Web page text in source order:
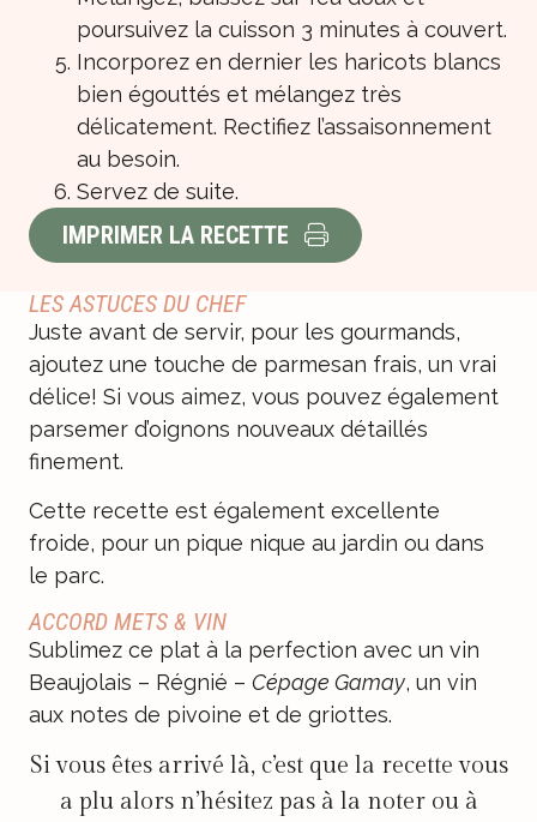
poursuivez la cuisson 3 minutes à couvert.
Incorporez en dernier les haricots blancs
bien égouttés et mélangez très
délicatement. Rectifiez l’assaisonnement
au besoin.
Servez de suite.
IMPRIMER LA RECETTE
LES ASTUCES DU CHEF
Juste avant de servir, pour les gourmands,
ajoutez une touche de parmesan frais, un vrai
délice! Si vous aimez, vous pouvez également
parsemer d’oignons nouveaux détaillés
finement.
Cette recette est également excellente
froide, pour un pique nique au jardin ou dans
le parc.
ACCORD METS & VIN
Sublimez ce plat à la perfection avec un vin
Beaujolais – Régnié – Cépage Gamay, un vin
aux notes de pivoine et de griottes.
Si vous êtes arrivé là, c’est que la recette vous
a plu alors n’hésitez pas à la noter ou à